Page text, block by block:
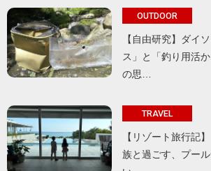
OUTDOOR
【自由研究】ダイ
ス」と「釣り用活
の思…
TRAVEL
【リゾート旅行記
族と過ごす、プー